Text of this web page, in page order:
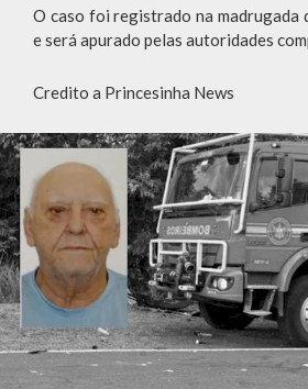
O caso foi registrado na madrugada
e será apurado pelas autoridades
Credito a Princesinha News